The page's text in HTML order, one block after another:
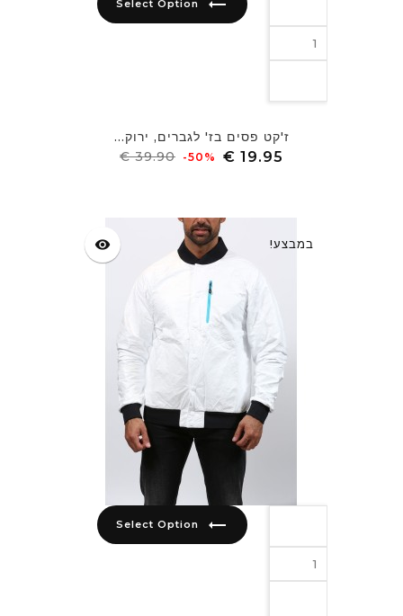
ז'קט פסים בז' לגברים, ירוק...
מחיר
‎-50% מחיר
במבצע!
trending_flat
visibility